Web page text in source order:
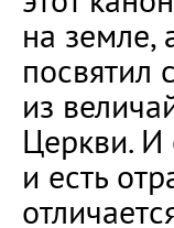
на земле,
из
Церкви. И
и есть